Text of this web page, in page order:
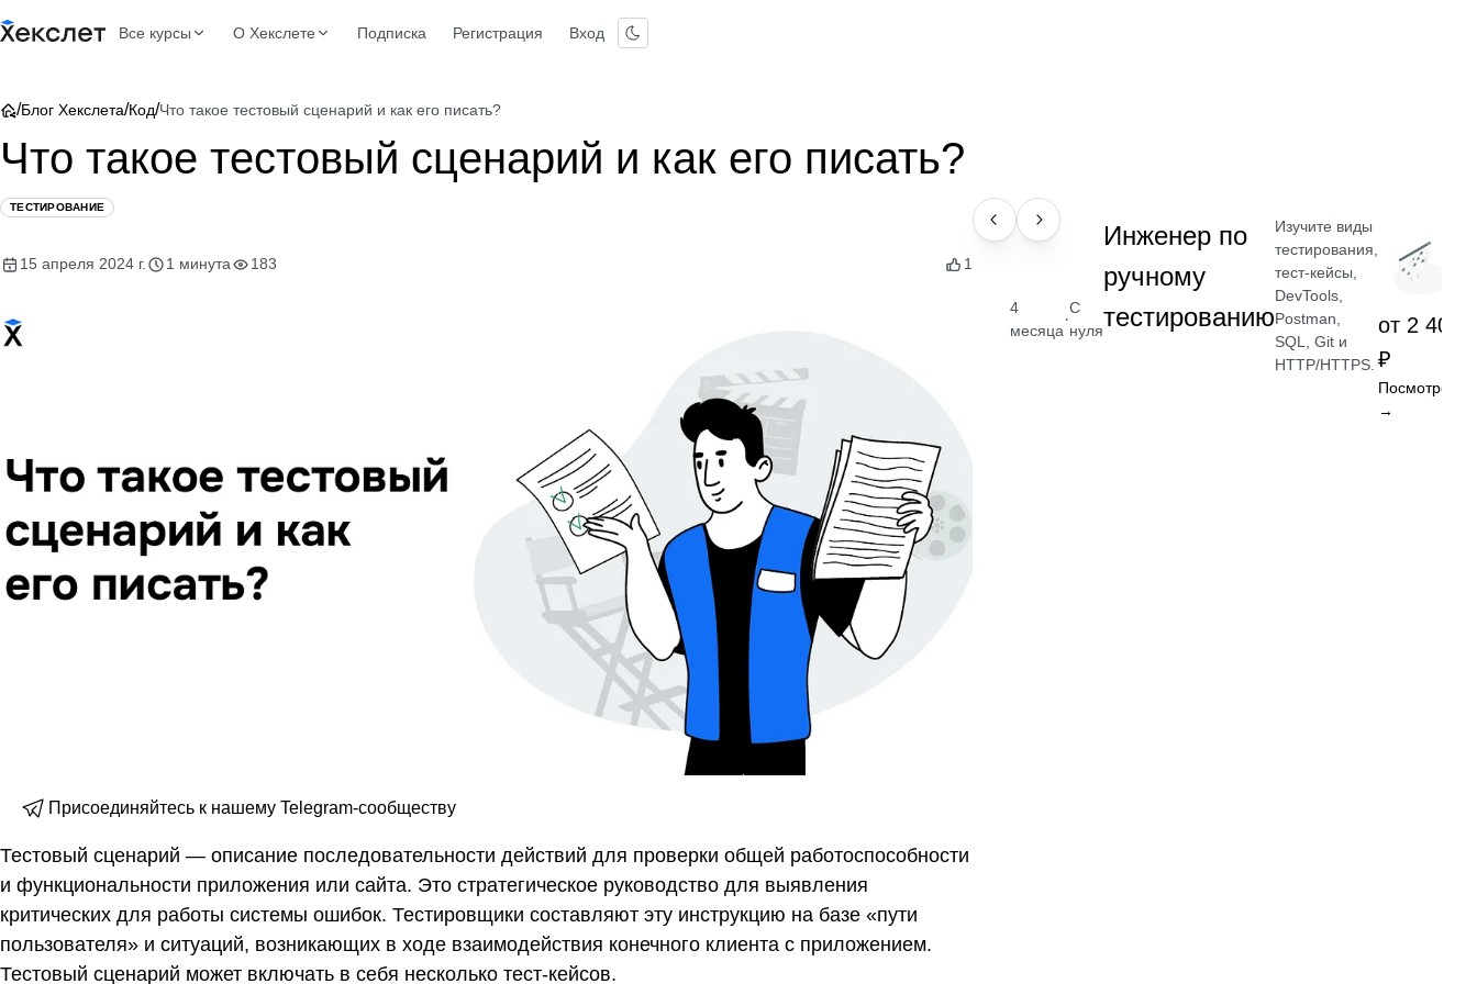
Все курсы О Хекслете Подписка Регистрация Вход
/Блог Хекслета/Код/Что такое тестовый сценарий и как его писать?
Что такое тестовый сценарий и как его писать?
ТЕСТИРОВАНИЕ
15 апреля 2024 г. 1 минута 183 1
Присоединяйтесь к нашему Telegram-сообществу
Тестовый сценарий — описание последовательности действий для проверки общей работоспособности
и функциональности приложения или сайта. Это стратегическое руководство для выявления
критических для работы системы ошибок. Тестировщики составляют эту инструкцию на базе «пути
пользователя» и ситуаций, возникающих в ходе взаимодействия конечного клиента с приложением.
Тестовый сценарий может включать в себя несколько тест-кейсов.
ПРОФЕССИЯ
4
месяца
·
С
нуля
Инженер по
ручному
тестированию
Изучите виды
тестирования,
тест-кейсы,
DevTools,
Postman,
SQL, Git и
HTTP/HTTPS.
от 2 400
₽
Посмотреть
→